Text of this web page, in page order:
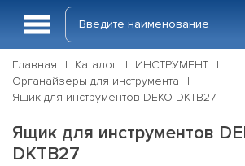
Главная Каталог
ИНСТРУМЕНТ
Органайзеры для инструмента
Ящик для инструментов DEKO DKTB27
Ящик для инструментов
DKTB27